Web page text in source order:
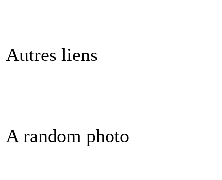
Autres liens
A random photo